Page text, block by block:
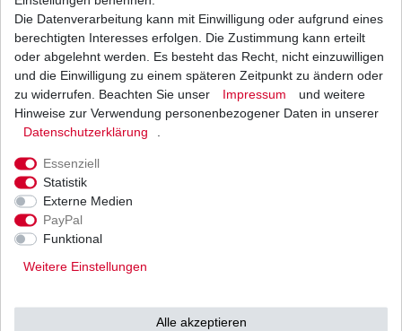
Ritzel: Zähne
Zahnkranz: Zähne
32
Eine endlos angebotene Kette kann für einen
geringen Aufpreis in Höhe von 3,00 Euro auch
offen mit Nietschloss geliefert werden.
Nietschlösser bedürfen eines Spezialwerkzeuges,
wir empfehlen die Montage über eine
Fachwerkstatt, Clipschlösser können nur
gesondert bestellt werden, sofern diese für die
angebotene Kette lieferbar sind.
Alternative Übersetzungen können zu einer
Preisänderung führen, darum können KEINE
Veränderungen nach Kauf mehr vorgenommen
Bei anderen Übersetzungswünschen bitte
Die Datenverarbeitung kann mit Einwilligung oder aufgrund eines
berechtigten Interesses erfolgen. Die Zustimmung kann erteilt
oder abgelehnt werden. Es besteht das Recht, nicht einzuwilligen
und die Einwilligung zu einem späteren Zeitpunkt zu ändern oder
zu widerrufen. Beachten Sie unser
Impressum
und weitere
Hinweise zur Verwendung personenbezogener Daten in unserer
Daten­schutz­erklärung
Essenziell
Statistik
Externe Medien
PayPal
Funktional
Weitere Einstellungen
Alle akzeptieren